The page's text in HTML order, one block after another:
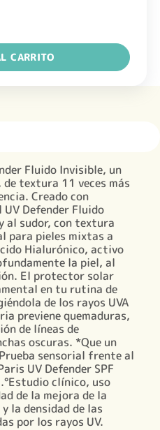
CARRITO
Fluido Invisible, un
textura 11 veces más
Creado con
Defender Fluido
al sudor, con textura
para pieles mixtas a
Hialurónico, activo
la piel, al
El protector solar
en tu rutina de
de los rayos UVA
previene quemaduras,
de líneas de
oscuras. *Que un
sensorial frente al
UV Defender SPF
clínico, uso
de la mejora de la
la densidad de las
por los rayos UV.